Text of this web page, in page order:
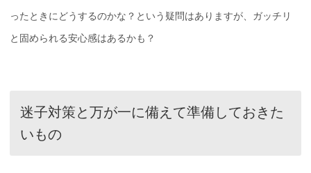
ったときにどうするのかな？という疑問はありますが、ガッチリ
と固められる安心感はあるかも？
迷子対策と万が一に備えて準備しておきた
いもの